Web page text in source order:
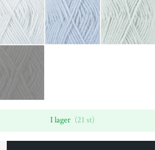
I lager (21 st)